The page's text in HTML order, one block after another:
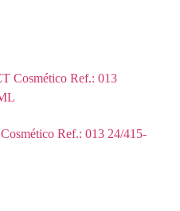
Ref.: 013 24/415-